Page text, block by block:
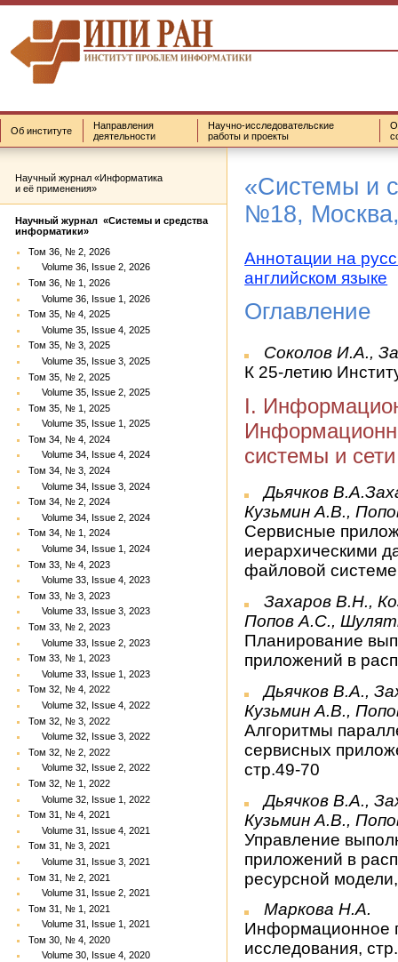
Об институте
Направления
деятельности
Научно-исследовательские
работы и проекты
Научный журнал «Информатика
и её применения»
Научный журнал «Системы и средства
информатики»
Том 36, № 2, 2026
Volume 36, Issue 2, 2026
Том 36, № 1, 2026
Volume 36, Issue 1, 2026
Том 35, № 4, 2025
Volume 35, Issue 4, 2025
Том 35, № 3, 2025
Volume 35, Issue 3, 2025
Том 35, № 2, 2025
Volume 35, Issue 2, 2025
Том 35, № 1, 2025
Volume 35, Issue 1, 2025
Том 34, № 4, 2024
Volume 34, Issue 4, 2024
Том 34, № 3, 2024
Volume 34, Issue 3, 2024
Том 34, № 2, 2024
Volume 34, Issue 2, 2024
Том 34, № 1, 2024
Volume 34, Issue 1, 2024
Том 33, № 4, 2023
Volume 33, Issue 4, 2023
Том 33, № 3, 2023
Volume 33, Issue 3, 2023
Том 33, № 2, 2023
Volume 33, Issue 2, 2023
Том 33, № 1, 2023
Volume 33, Issue 1, 2023
Том 32, № 4, 2022
Volume 32, Issue 4, 2022
Том 32, № 3, 2022
Volume 32, Issue 3, 2022
Том 32, № 2, 2022
Volume 32, Issue 2, 2022
Том 32, № 1, 2022
Volume 32, Issue 1, 2022
Том 31, № 4, 2021
Volume 31, Issue 4, 2021
Том 31, № 3, 2021
Volume 31, Issue 3, 2021
Том 31, № 2, 2021
Volume 31, Issue 2, 2021
Том 31, № 1, 2021
Volume 31, Issue 1, 2021
Том 30, № 4, 2020
Volume 30, Issue 4, 2020
«Системы и
№18, Москва,
Аннотации на
английском языке
Оглавление
Соколов И.А.,
К 25-летию
I.
системы и сети
Дьячков
Кузьмин А.В.,
Сервисные
иерархическими
файловой
Захаров В.Н.,
Попов А.С.,
Планирование
приложений в
Дьячков В.А.,
Кузьмин А.В.,
Алгоритмы
сервисных
стр.49-70
Дьячков В.А.,
Кузьмин А.В.,
Управление
приложений в
ресурсной
Маркова Н.А.
Информационное
исследования,